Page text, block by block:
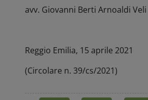
avv. Giovanni Berti Arnoaldi Veli
Reggio Emilia, 15 aprile 2021
(Circolare n. 39/cs/2021)